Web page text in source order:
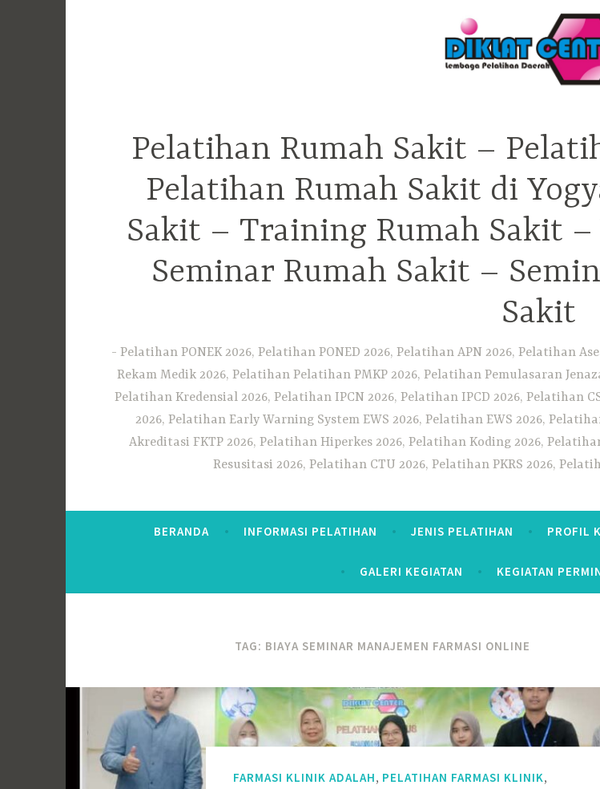
Pelatihan Rumah Sakit –
Pelatihan Rumah Sakit di
Sakit – Training Rumah Sakit
Seminar Rumah Sakit –
Sakit
Pelatihan PONEK 2026, Pelatihan PONED 2026, Pelatihan APN 2026, Pelatihan
Rekam Medik 2026, Pelatihan Pelatihan PMKP 2026, Pelatihan Pemulasaran
Pelatihan Kredensial 2026, Pelatihan IPCN 2026, Pelatihan IPCD 2026, Pelatihan
2026, Pelatihan Early Warning System EWS 2026, Pelatihan EWS 2026,
Akreditasi FKTP 2026, Pelatihan Hiperkes 2026, Pelatihan Koding 2026,
Resusitasi 2026, Pelatihan CTU 2026, Pelatihan PKRS 2026,
BERANDA INFORMASI PELATIHAN JENIS PELATIHAN PROFIL
GALERI KEGIATAN KEGIATAN
TAG: BIAYA SEMINAR MANAJEMEN FARMASI ONLINE
FARMASI KLINIK ADALAH, PELATIHAN FARMASI KLINIK,